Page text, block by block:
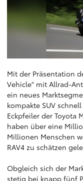
Mit der Präsentation
Vehicle" mit Allrad-
ein neues
kompakte SUV
Eckpfeiler der Toyota
haben über eine
Millionen Menschen
RAV4 zu schätzen
Obgleich sich der
stetig bei knapp fünf